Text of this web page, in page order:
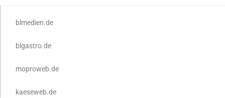
blmedien.de
blgastro.de
moproweb.de
kaeseweb.de